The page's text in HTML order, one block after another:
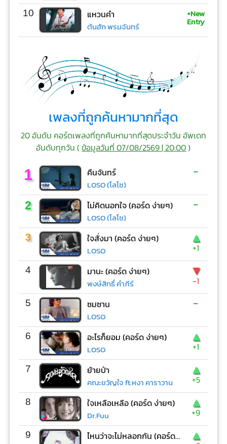
10 แหวนคำ
ต้นฮัก พรมจันทร์
+New
Entry
เพลงที่ถูกค้นหามากที่สุด
20 อันดับ คอร์ดเพลงที่ถูกค้นหามากที่สุดประจำวัน อัพเดท
อันดับทุกวัน (ข้อมูลวันที่ 07/08/2569 | 20:00)
1 คืนจันทร์
LOSO (โลโซ)
-
2 ไม่คิดนอกใจ (คอร์ด ง่ายๆ)
LOSO (โลโซ)
-
3 ใจสั่งมา (คอร์ด ง่ายๆ)
LOSO
▲
+1
4 มานะ (คอร์ด ง่ายๆ)
พงษ์สิทธิ์ คำภีร์
▼
-1
5 ซมซาน
LOSO
-
6 อะไรก็ยอม (คอร์ด ง่ายๆ)
LOSO
▲
+1
7 ย้ายป่า
คณะขวัญใจ ft.หงา คาราวาน
▲
+5
8 ใจเหลือเหลือ (คอร์ด ง่ายๆ)
Dr.Fuu
▲
+9
9 ไหนว่าจะไม่หลอกกัน (คอร์ด ง่ายๆ) ▲